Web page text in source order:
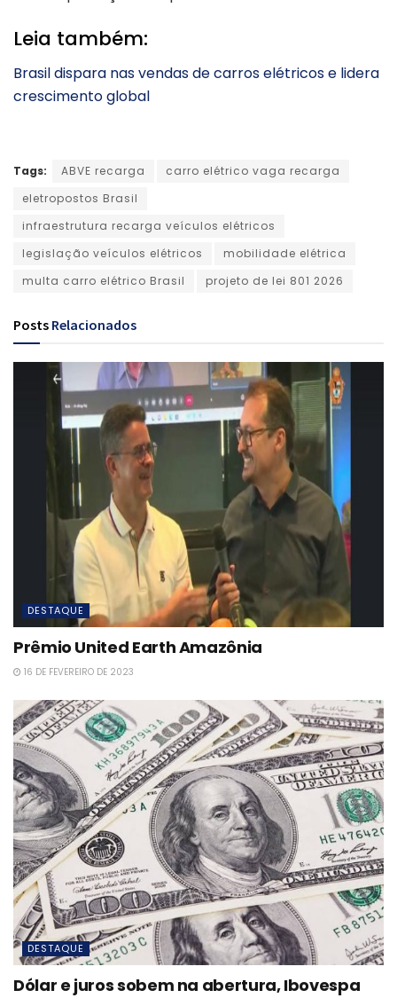
Leia também:
Brasil dispara nas vendas de carros elétricos e lidera
crescimento global
Tags: ABVE recarga
carro elétrico vaga recarga
eletropostos Brasil
infraestrutura recarga veículos elétricos
legislação veículos elétricos
mobilidade elétrica
multa carro elétrico Brasil
projeto de lei 801 2026
Posts Relacionados
DESTAQUE
Prêmio United Earth Amazônia
16 DE FEVEREIRO DE 2023
DESTAQUE
Dólar e juros sobem na abertura, Ibovespa